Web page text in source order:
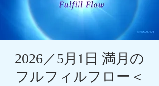
2026／5月1日 満月の
フルフィルフロー＜